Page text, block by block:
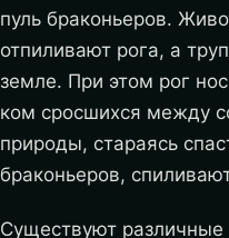
пуль браконьеров.
отпиливают рога, а
земле. При этом рог
ком сросшихся между
природы, стараясь
браконьеров,
Существуют